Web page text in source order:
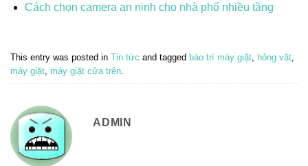
Cách chọn camera an ninh cho nhà phố nhiều tầng
This entry was posted in Tin tức and tagged bảo trì máy giặt hỏng vặt
máy giặt máy giặt cửa trên
ADMIN